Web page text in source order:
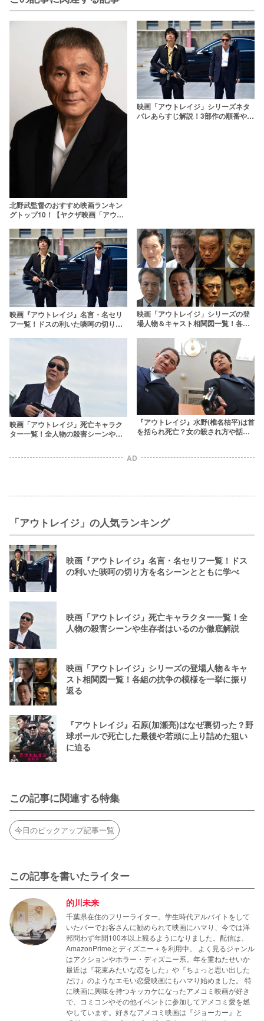
北野武監督のおすすめ映画ランキン
グトップ10！【ヤクザ映画「アウト
映画「アウトレイジ」シリーズネタ
バレあらすじ解説！3部作の順番や最
映画『アウトレイジ』名言・名セリ
フ一覧！ドスの利いた啖呵の切り方
映画「アウトレイジ」シリーズの登
場人物＆キャスト相関図一覧！各組
映画「アウトレイジ」死亡キャラク
ター一覧！全人物の殺害シーンや生
『アウトレイジ』水野(椎名桔平)は首
を括られ死亡？女の殺され方や話題
AD
「アウトレイジ」の人気ランキング
映画『アウトレイジ』名言・名セリフ一覧！ドス
の利いた啖呵の切り方を名シーンとともに学べ
映画「アウトレイジ」死亡キャラクター一覧！全
人物の殺害シーンや生存者はいるのか徹底解説
映画「アウトレイジ」シリーズの登場人物＆キャ
スト相関図一覧！各組の抗争の模様を一挙に振り
返る
『アウトレイジ』石原(加瀬亮)はなぜ裏切った？野
球ボールで死亡した最後や若頭に上り詰めた狙い
に迫る
この記事に関連する特集
今日のピックアップ記事一覧
この記事を書いたライター
的川未来
千葉県在住のフリーライター。学生時代アルバイトをして
いたバーでお客さんに勧められて映画にハマり、今では洋
邦問わず年間100本以上観るようになりました。配信は、
AmazonPrimeとディズニー＋を利用中。 よく見るジャンル
はアクションやホラー・ディズニー系。年を重ねたせいか
最近は『花束みたいな恋をした』や『ちょっと思い出した
だけ』のようなエモい恋愛映画にもハマり始めました。 特
に映画に興味を持つキッカケになったアメコミ映画が好き
で、コミコンやその他イベントに参加してアメコミ愛を燃
やしています。好きなアメコミ映画は『ジョーカー』と